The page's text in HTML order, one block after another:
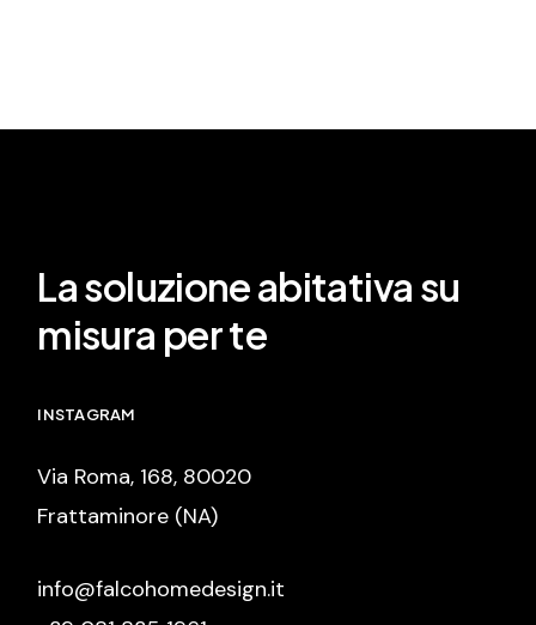
La soluzione abitativa su
misura per te
INSTAGRAM
Via Roma, 168, 80020
Frattaminore (NA)
info@falcohomedesign.it